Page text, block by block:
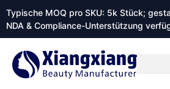
Typische MOQ pro SKU: 5k Stück;
NDA & Compliance-Unterstützung